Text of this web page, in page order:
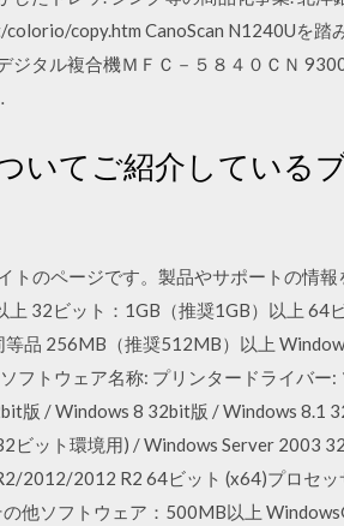
copy.htm CanoScan N1240Uを踏
ジタル複合機ＭＦＣ－５８４０ＣＮ
いてご紹介している
のページです。製品やサポートの情
32ビット：1GB（推奨1GB）以上 64
品 256MB（推奨512MB）以上
フトウェア名称: プリンタードライバ
版 / Windows 8 32bit版 / Windows 8.1
ット環境用) / Windows Server 2003
2012/2012 R2 64ビット (x64)プロセ
他ソフトウェア：500MB以上